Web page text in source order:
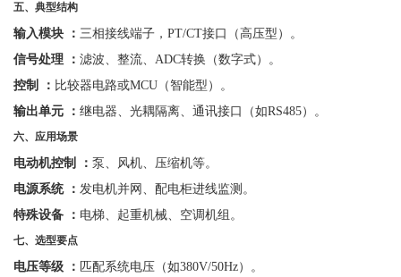
五、典型结构
输入模块 ： 三相接线端子， PT/CT接口（高压型）。
信号处理
： 滤波、整流、 ADC转换（数字式）。
控制
： 比较器电路或MCU（智能型）。
输出单元
： 继电器、光耦隔离、通讯接口（如RS485）。
六、应用场景
电动机控制 ： 泵、风机、压缩机等。
电源系统
： 发电机并网、配电柜进线监测。
特殊设备
： 电梯、起重机械、空调机组。
七、选型要点
电压等级 ： 匹配系统电压（如380V/50Hz）。